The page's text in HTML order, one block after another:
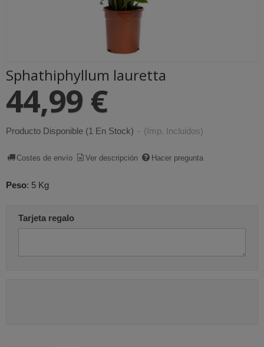
Sphathiphyllum lauretta
44,99 €
Producto Disponible (1 En Stock) - (Imp. Incluidos)
Costes de envío Ver descripción Hacer pregunta
Peso: 5 Kg
Tarjeta regalo